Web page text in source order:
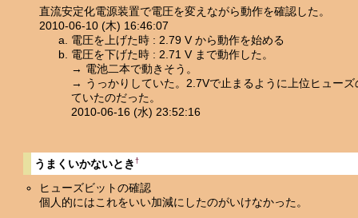
直流安定化電源装置で電圧を変えながら動作を確認した。
2010-06-10 (木) 16:46:07
電圧を上げた時 : 2.79 V から動作を始める
電圧を下げた時 : 2.71 V まで動作した。
→ 電池二本で動きそう。
→ うっかりしていた。2.7Vで止まるように上位ヒューズ
ていたのだった。
2010-06-16 (水) 23:52:16
うまくいかないとき†
ヒューズビットの確認
個人的にはこれをいい加減にしたのがいけなかった。